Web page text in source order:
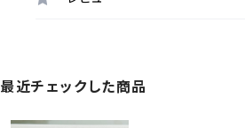
最近チェックした商品